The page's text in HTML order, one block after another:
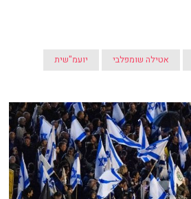
אטילה שומפלבי יועמ"שית